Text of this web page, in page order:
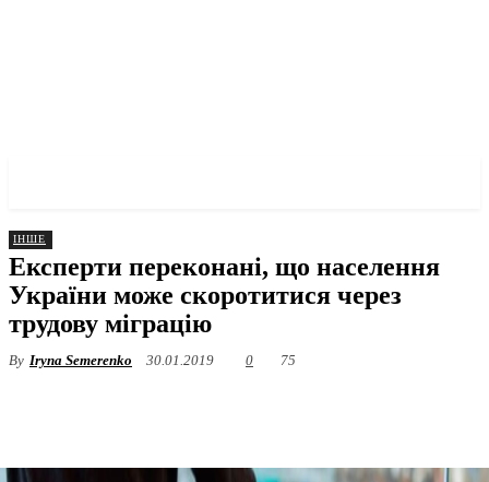
ІНШЕ
Експерти переконані, що населення
України може скоротитися через
трудову міграцію
By Iryna Semerenko 30.01.2019 0 75